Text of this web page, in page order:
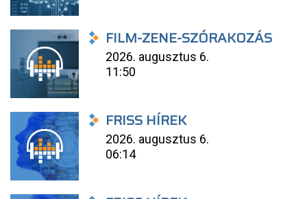
FILM-ZENE-SZÓRAKOZÁS
2026. augusztus 6.
11:50
FRISS HÍREK
2026. augusztus 6.
06:14